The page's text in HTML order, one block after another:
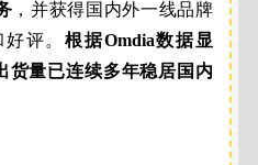
，并获得国内外一线品牌
好评。根据Omdia数据显
货量已连续多年稳居国内